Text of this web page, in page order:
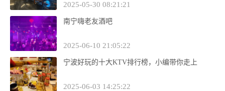
2025-05-30 08:21:21
南宁嗨老友酒吧
2025-06-10 21:05:22
宁波好玩的十大KTV排行榜，小编带你走上
2025-06-03 14:25:22